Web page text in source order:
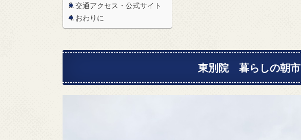
交通アクセス・公式サイト
おわりに
東別院 暮らしの朝市